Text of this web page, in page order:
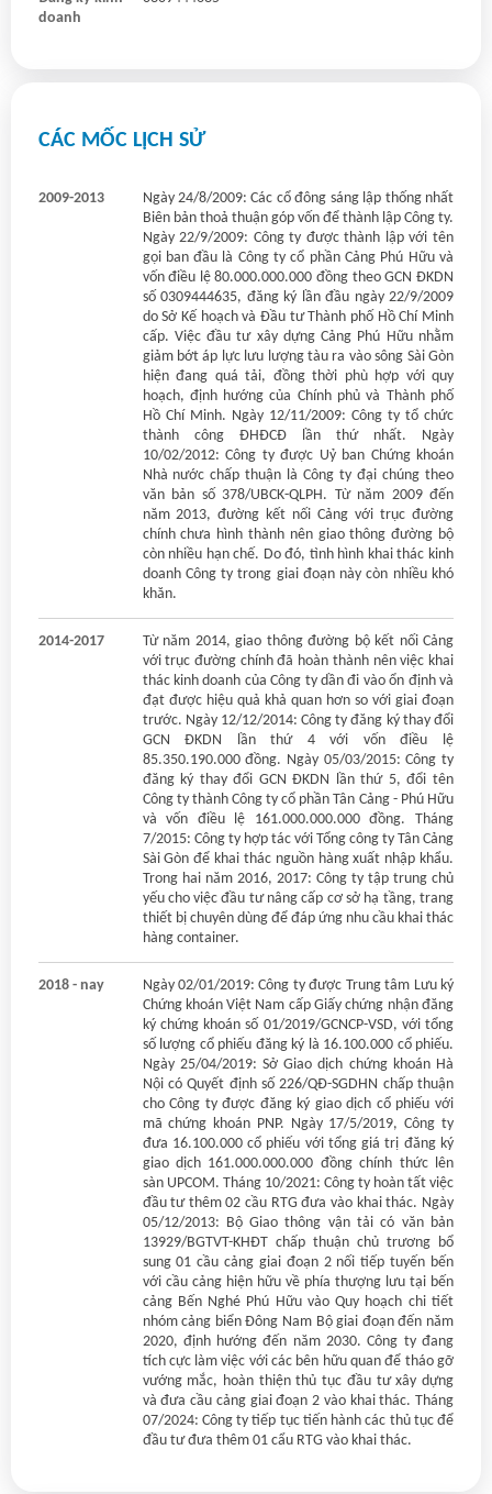
doanh
CÁC MỐC LỊCH SỬ
2009-2013
Ngày 24/8/2009: Các cổ đông sáng lập thống nhất
Biên bản thoả thuận góp vốn để thành lập Công ty.
Ngày 22/9/2009: Công ty được thành lập với tên
gọi ban đầu là Công ty cổ phần Cảng Phú Hữu và
vốn điều lệ 80.000.000.000 đồng theo GCN ĐKDN
số 0309444635, đăng ký lần đầu ngày 22/9/2009
do Sở Kế hoạch và Đầu tư Thành phố Hồ Chí Minh
cấp. Việc đầu tư xây dựng Cảng Phú Hữu nhằm
giảm bớt áp lực lưu lượng tàu ra vào sông Sài Gòn
hiện đang quá tải, đồng thời phù hợp với quy
hoạch, định hướng của Chính phủ và Thành phố
Hồ Chí Minh. Ngày 12/11/2009: Công ty tổ chức
thành công ĐHĐCĐ lần thứ nhất. Ngày
10/02/2012: Công ty được Uỷ ban Chứng khoán
Nhà nước chấp thuận là Công ty đại chúng theo
văn bản số 378/UBCK-QLPH. Từ năm 2009 đến
năm 2013, đường kết nối Cảng với trục đường
chính chưa hình thành nên giao thông đường bộ
còn nhiều hạn chế. Do đó, tình hình khai thác kinh
doanh Công ty trong giai đoạn này còn nhiều khó
khăn.
2014-2017
Từ năm 2014, giao thông đường bộ kết nối Cảng
với trục đường chính đã hoàn thành nên việc khai
thác kinh doanh của Công ty dần đi vào ổn định và
đạt được hiệu quả khả quan hơn so với giai đoạn
trước. Ngày 12/12/2014: Công ty đăng ký thay đổi
GCN ĐKDN lần thứ 4 với vốn điều lệ
85.350.190.000 đồng. Ngày 05/03/2015: Công ty
đăng ký thay đổi GCN ĐKDN lần thứ 5, đổi tên
Công ty thành Công ty cổ phần Tân Cảng - Phú Hữu
và vốn điều lệ 161.000.000.000 đồng. Tháng
7/2015: Công ty hợp tác với Tổng công ty Tân Cảng
Sài Gòn để khai thác nguồn hàng xuất nhập khẩu.
Trong hai năm 2016, 2017: Công ty tập trung chủ
yếu cho việc đầu tư nâng cấp cơ sở hạ tầng, trang
thiết bị chuyên dùng để đáp ứng nhu cầu khai thác
hàng container.
2018 - nay
Ngày 02/01/2019: Công ty được Trung tâm Lưu ký
Chứng khoán Việt Nam cấp Giấy chứng nhận đăng
ký chứng khoán số 01/2019/GCNCP-VSD, với tổng
số lượng cổ phiếu đăng ký là 16.100.000 cổ phiếu.
Ngày 25/04/2019: Sở Giao dịch chứng khoán Hà
Nội có Quyết định số 226/QĐ-SGDHN chấp thuận
cho Công ty được đăng ký giao dịch cổ phiếu với
mã chứng khoán PNP. Ngày 17/5/2019, Công ty
đưa 16.100.000 cổ phiếu với tổng giá trị đăng ký
giao dịch 161.000.000.000 đồng chính thức lên
sàn UPCOМ. Tháng 10/2021: Công ty hoàn tất việc
đầu tư thêm 02 cầu RTG đưa vào khai thác. Ngày
05/12/2013: Bộ Giao thông vận tải có văn bản
13929/BGTVT-KHĐT chấp thuận chủ trương bổ
sung 01 cầu cảng giai đoạn 2 nối tiếp tuyến bến
với cầu cảng hiện hữu về phía thượng lưu tại bến
cảng Bến Nghé Phú Hữu vào Quy hoạch chi tiết
nhóm cảng biển Đông Nam Bộ giai đoạn đến năm
2020, định hướng đến năm 2030. Công ty đang
tích cực làm việc với các bên hữu quan để tháo gỡ
vướng mắc, hoàn thiện thủ tục đầu tư xây dựng
và đưa cầu cảng giai đoạn 2 vào khai thác. Tháng
07/2024: Công ty tiếp tục tiến hành các thủ tục để
đầu tư đưa thêm 01 cẩu RTG vào khai thác.